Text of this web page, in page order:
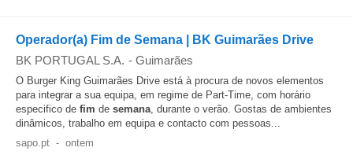
Operador(a) Fim de Semana | BK Guimarães Drive
BK PORTUGAL S.A. - Guimarães
O Burger King Guimarães Drive está à procura de novos elementos
para integrar a sua equipa, em regime de Part-Time, com horário
especifico de fim de semana, durante o verão. Gostas de ambientes
dinâmicos, trabalho em equipa e contacto com pessoas...
sapo.pt - ontem